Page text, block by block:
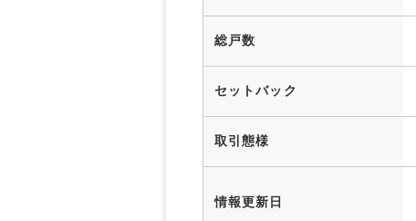
総戸数
セットバック
取引態様
情報更新日